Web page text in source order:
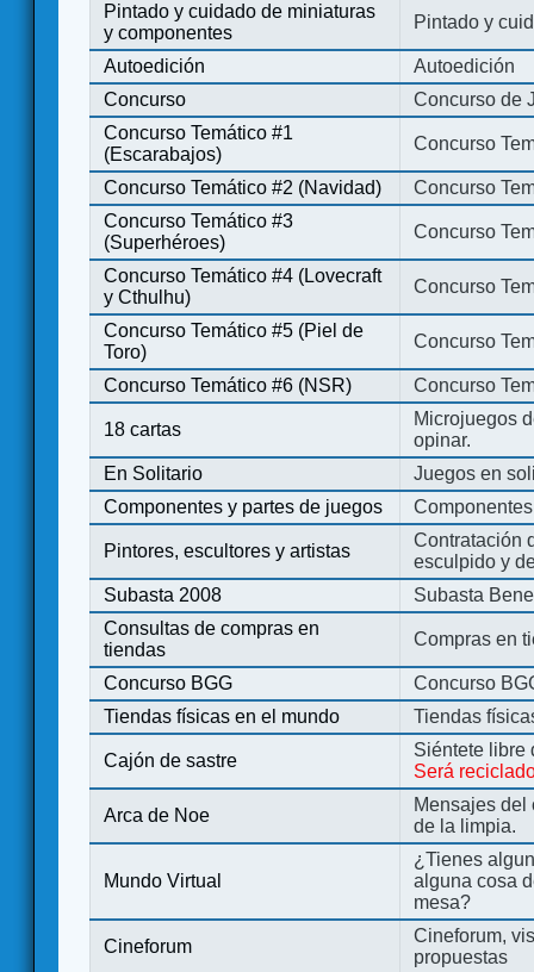
Pintado y cuidado de miniaturas
y componentes
Pintado y
Autoedición
Autoedición
Concurso
Concurso de
Concurso Temático #1
(Escarabajos)
Concurso
Concurso Temático #2 (Navidad)
Concurso
Concurso Temático #3
(Superhéroes)
Concurso
Concurso Temático #4 (Lovecraft
y Cthulhu)
Concurso
Concurso Temático #5 (Piel de
Toro)
Concurso
Concurso Temático #6 (NSR) Concurso
18 cartas
Microjuegos
opinar.
En Solitario
Juegos en
Componentes y partes de juegos
Pintores, escultores y artistas
Contratación
esculpido y
Subasta 2008
Subasta
Consultas de compras en
tiendas
Compras en
Concurso BGG
Concurso
Tiendas físicas en el mundo
Tiendas
Cajón de sastre
Siéntete libre
Será
Arca de Noe
Mensajes del
de la limpia.
Mundo Virtual
¿Tienes
alguna cosa
mesa?
Cineforum
Cineforum,
propuestas